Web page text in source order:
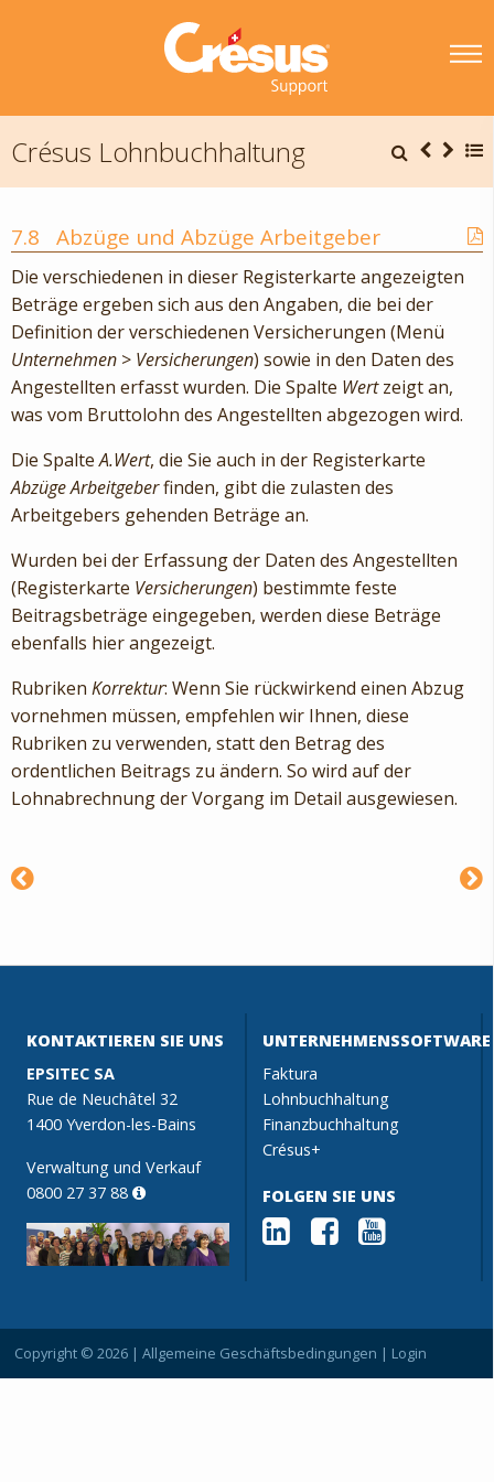
Crésus Lohnbuchhaltung
7.8 Abzüge und Abzüge Arbeitgeber
Die verschiedenen in dieser Registerkarte angezeigten
Beträge ergeben sich aus den Angaben, die bei der
Definition der verschiedenen Versicherungen (Menü
Unternehmen > Versicherungen) sowie in den Daten des
Angestellten erfasst wurden. Die Spalte Wertzeigt an,
was vom Bruttolohn des Angestellten abgezogen wird.
Die SpalteA.Wert, die Sie auch in der Registerkarte
Abzüge Arbeitgeberfinden, gibt die zulasten des
Arbeitgebers gehenden Beträge an.
Wurden bei der Erfassung der Daten des Angestellten
(Registerkarte Versicherungen) bestimmte feste
Beitragsbeträge eingegeben, werden diese Beträge
ebenfalls hier angezeigt.
Rubriken Korrektur: Wenn Sie rückwirkend einen Abzug
vornehmen müssen, empfehlen wir Ihnen, diese
Rubriken zu verwenden, statt den Betrag des
ordentlichen Beitrags zu ändern. So wird auf der
Lohnabrechnung der Vorgang im Detail ausgewiesen.
KONTAKTIEREN SIE UNS
EPSITEC SA
Rue de Neuchâtel 32
1400 Yverdon-les-Bains
Verwaltung und Verkauf
0800 27 37 88
UNTERNEHMENSSOFTWARE
Faktura
Lohnbuchhaltung
Finanzbuchhaltung
Crésus+
FOLGEN SIE UNS
Copyright © 2026 | Allgemeine Geschäftsbedingungen | Login